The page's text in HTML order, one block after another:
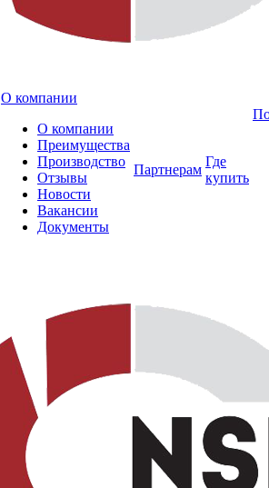
О компании
О компании
Преимущества
Производство
Отзывы
Новости
Вакансии
Документы
Партнерам
Где
купить